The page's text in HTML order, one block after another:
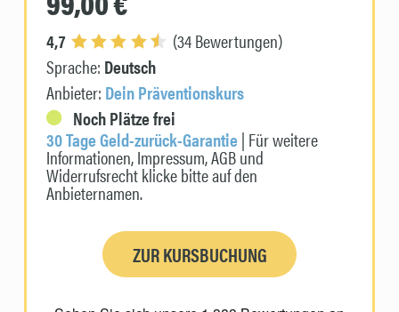
4,7
(34 Bewertungen)
Sprache: Deutsch
Anbieter: Dein Präventionskurs
Noch Plätze frei
30 Tage Geld-zurück-Garantie| Für weitere
Informationen, Impressum, AGB und
Widerrufsrecht klicke bitte auf den
Anbieternamen.
ZUR KURSBUCHUNG